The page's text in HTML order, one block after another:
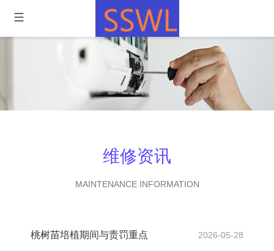
维修资讯
MAINTENANCE INFORMATION
桃树苗培植期间与责罚重点 2026-05-28